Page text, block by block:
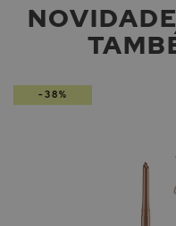
-38%